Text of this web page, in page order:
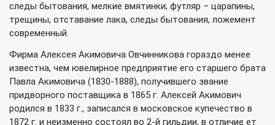
следы бытования, мелкие вмятинки; футляр – царапины,
трещины, отставание лака, следы бытования, ложемент
современный.
Фирма Алексея Акимовича Овчинникова гораздо менее
известна, чем ювелирное предприятие его старшего брата
Павла Акимовича (1830-1888), получившего звание
придворного поставщика в 1865 г. Алексей Акимович
родился в 1833 г., записался в московское купечество в
1872 г. и неизменно состоял во 2-й гильдии, в отличие ет